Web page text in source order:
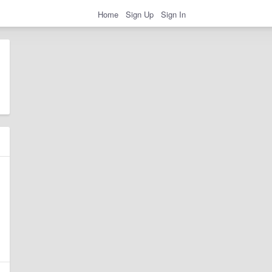
Home Sign Up Sign In